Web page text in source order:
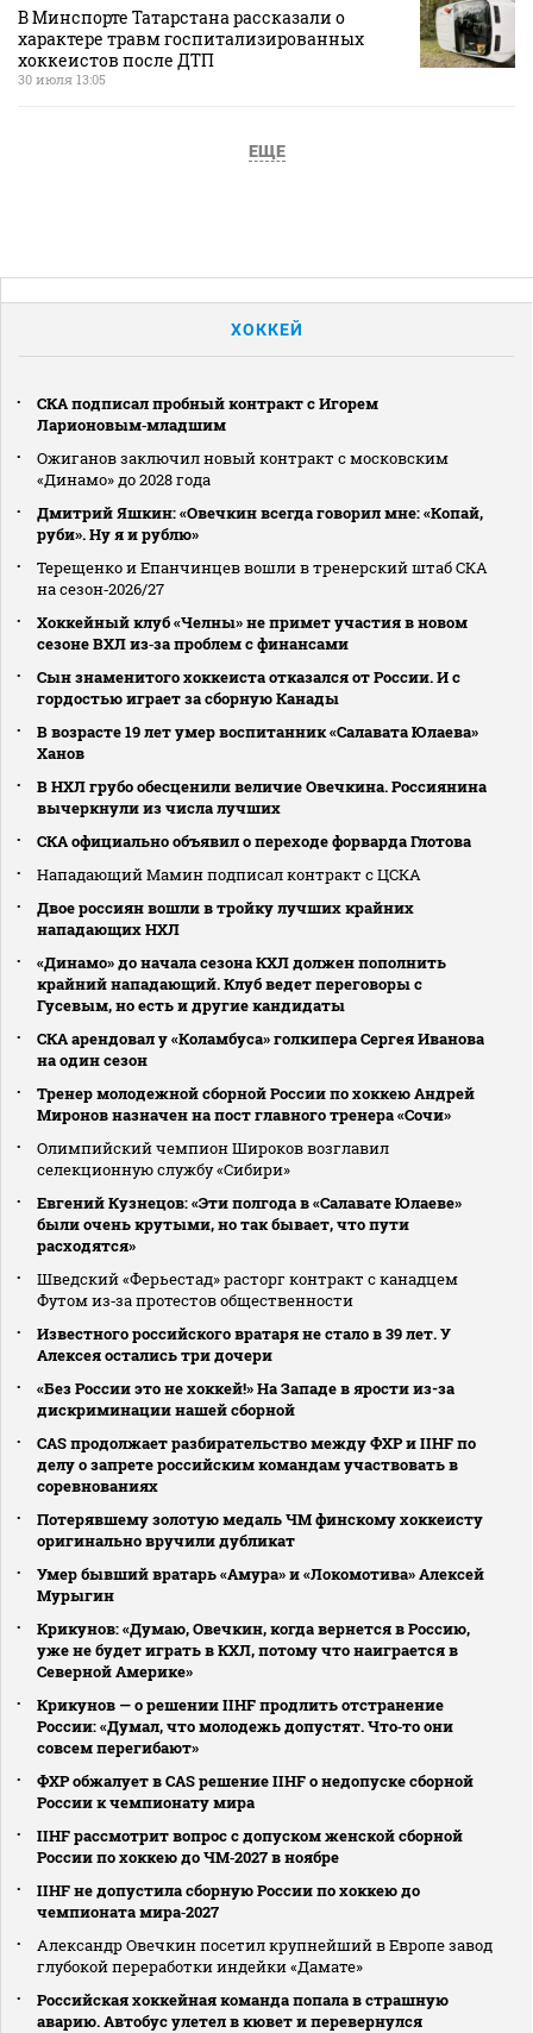
В Минспорте Татарстана рассказали о
характере травм госпитализированных
хоккеистов после ДТП
30 июля 13:05
ЕЩЕ
ХОККЕЙ
СКА подписал пробный контракт с Игорем
Ларионовым‑младшим
Ожиганов заключил новый контракт с московским
«Динамо» до 2028 года
Дмитрий Яшкин: «Овечкин всегда говорил мне: «Копай,
руби». Ну я и рублю»
Терещенко и Епанчинцев вошли в тренерский штаб СКА
на сезон‑2026/27
Хоккейный клуб «Челны» не примет участия в новом
сезоне ВХЛ из‑за проблем с финансами
Сын знаменитого хоккеиста отказался от России. И с
гордостью играет за сборную Канады
В возрасте 19 лет умер воспитанник «Салавата Юлаева»
Ханов
В НХЛ грубо обесценили величие Овечкина. Россиянина
вычеркнули из числа лучших
СКА официально объявил о переходе форварда Глотова
Нападающий Мамин подписал контракт с ЦСКА
Двое россиян вошли в тройку лучших крайних
нападающих НХЛ
«Динамо» до начала сезона КХЛ должен пополнить
крайний нападающий. Клуб ведет переговоры с
Гусевым, но есть и другие кандидаты
СКА арендовал у «Коламбуса» голкипера Сергея Иванова
на один сезон
Тренер молодежной сборной России по хоккею Андрей
Миронов назначен на пост главного тренера «Сочи»
Олимпийский чемпион Широков возглавил
селекционную службу «Сибири»
Евгений Кузнецов: «Эти полгода в «Салавате Юлаеве»
были очень крутыми, но так бывает, что пути
расходятся»
Шведский «Ферьестад» расторг контракт с канадцем
Футом из‑за протестов общественности
Известного российского вратаря не стало в 39 лет. У
Алексея остались три дочери
«Без России это не хоккей!» На Западе в ярости из-за
дискриминации нашей сборной
CAS продолжает разбирательство между ФХР и IIHF по
делу о запрете российским командам участвовать в
соревнованиях
Потерявшему золотую медаль ЧМ финскому хоккеисту
оригинально вручили дубликат
Умер бывший вратарь «Амура» и «Локомотива» Алексей
Мурыгин
Крикунов: «Думаю, Овечкин, когда вернется в Россию,
уже не будет играть в КХЛ, потому что наиграется в
Северной Америке»
Крикунов — о решении IIHF продлить отстранение
России: «Думал, что молодежь допустят. Что‑то они
совсем перегибают»
ФХР обжалует в CAS решение IIHF о недопуске сборной
России к чемпионату мира
IIHF рассмотрит вопрос с допуском женской сборной
России по хоккею до ЧМ‑2027 в ноябре
IIHF не допустила сборную России по хоккею до
чемпионата мира‑2027
Александр Овечкин посетил крупнейший в Европе завод
глубокой переработки индейки «Дамате»
Российская хоккейная команда попала в страшную
аварию. Автобус улетел в кювет и перевернулся